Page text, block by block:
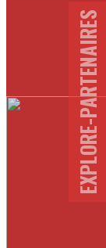
EXPLORE-PARTENAIRES